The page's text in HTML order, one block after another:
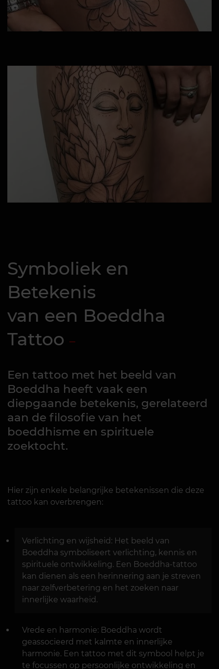
Symboliek en
Betekenis
van een Boeddha
Tattoo
Een tattoo met het beeld van
Boeddha heeft vaak een
diepgaande betekenis, gerelateerd
aan de filosofie van het
boeddhisme en spirituele
zoektocht.
Hier zijn enkele belangrijke betekenissen die deze
tattoo kan overbrengen:
Verlichting en wijsheid: Het beeld van
Boeddha symboliseert verlichting, kennis en
spirituele ontwikkeling. Een Boeddha-tattoo
kan dienen als een herinnering aan je streven
naar zelfverbetering en het zoeken naar
innerlijke waarheid.
Vrede en harmonie: Boeddha wordt
geassocieerd met kalmte en innerlijke
harmonie. Een tattoo met dit symbool helpt je
te focussen op persoonlijke ontwikkeling en